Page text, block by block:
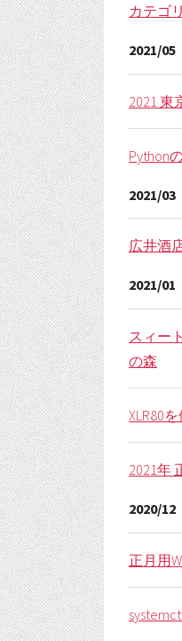
カテゴ
2021/05
2021 東
Python
2021/03
広井酒
2021/01
スィー
の森
XLR80
2021年
2020/12
正月用